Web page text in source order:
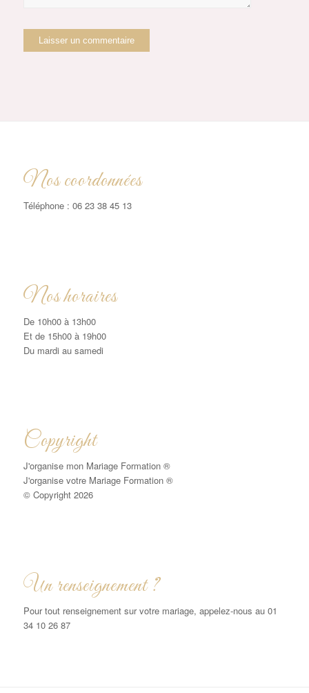
Nos coordonnées
Téléphone : 06 23 38 45 13
Nos horaires
De 10h00 à 13h00
Et de 15h00 à 19h00
Du mardi au samedi
Copyright
J'organise mon Mariage Formation ®
J'organise votre Mariage Formation ®
© Copyright 2026
Un renseignement ?
Pour tout renseignement sur votre mariage, appelez-nous au 01
34 10 26 87